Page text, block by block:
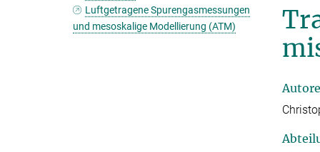
Luftgetragene Spurengasmessungen
und mesoskalige Modellierung (ATM)